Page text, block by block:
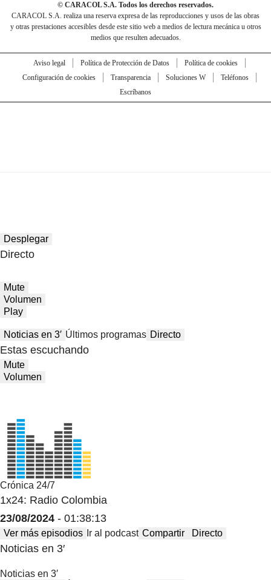
© CARACOL S.A. Todos los derechos reservados.
CARACOL S.A. realiza una reserva expresa de las reproducciones y usos de las obras
y otras prestaciones accesibles desde este sitio web a medios de lectura mecánica u otros
medios que resulten adecuados.
Aviso legal Política de Protección de Datos
Política de cookies
Configuración de cookies
Transparencia Soluciones W
Teléfonos
Escríbanos
Desplegar
Directo
Mute
Volumen
Play
Noticias en 3′ Últimos programas Directo
Estas escuchando
Mute
Volumen
Crónica 24/7
1x24: Radio Colombia
23/08/2024 - 01:38:13
Ver más episodios Ir al podcast Compartir Directo
Noticias en 3′
Noticias en 3′